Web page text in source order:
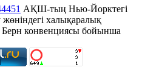
АҚШ-тың Нью-Йорктегі
халықаралық
Берн конвенциясы бойынша